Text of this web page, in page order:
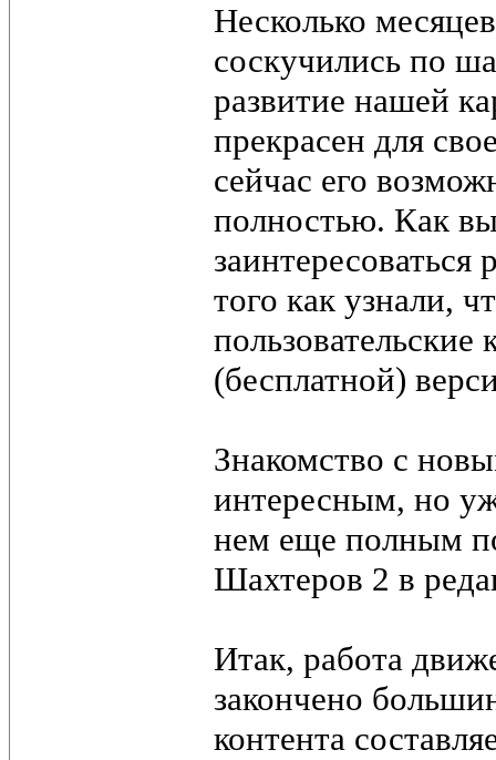
Несколько
соскучились по
развитие нашей
прекрасен для
сейчас его
полностью. Как
того как узнали,
(бесплатной)
Знакомство с
интересным, но
нем еще полным
Шахтеров 2 в
Итак, работа
закончено
контента